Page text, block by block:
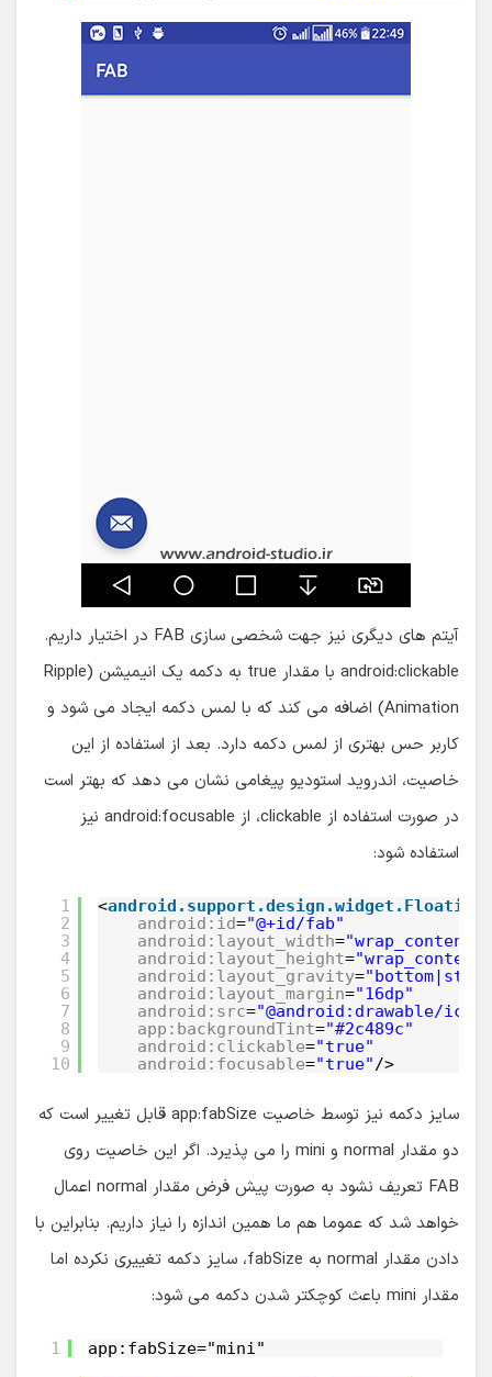
آیتم های دیگری نیز جهت شخصی سازی FAB در اختیار داریم.
android:clickable با مقدار true به دکمه یک انیمیشن (Ripple
Animation) اضافه می کند که با لمس دکمه ایجاد می شود و
کاربر حس بهتری از لمس دکمه دارد. بعد از استفاده از این
خاصیت، اندروید استودیو پیغامی نشان می دهد که بهتر است
در صورت استفاده از clickable، از android:focusable نیز
استفاده شود:
1
2
3
4
5
6
7
8
9
10
<
android:id="@+id/fab"
android:layout_width="wrap_content"
android:layout_height="wrap_content"
android:layout_gravity=
android:layout_margin="16dp"
android:src="@android:drawable/
app:backgroundTint="#2c489c"
android:clickable="true"
android:focusable="true"/>
سایز دکمه نیز توسط خاصیت app:fabSize قابل تغییر است که
دو مقدار normal و mini را می پذیرد. اگر این خاصیت روی
FAB تعریف نشود به صورت پیش فرض مقدار normal اعمال
خواهد شد که عموما هم ما همین اندازه را نیاز داریم. بنابراین با
دادن مقدار normal به fabSize، سایز دکمه تغییری نکرده اما
مقدار mini باعث کوچکتر شدن دکمه می شود:
1 app:fabSize="mini"